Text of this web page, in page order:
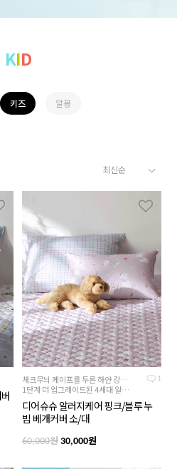
KID
키즈 알몽
1
체크무늬 케이프를 두른 하얀 강아지가 뒹굴뒹굴~
1단계 더 업그레이드된 4세대 알러지케어원단으로 특히 베개커버는 필수죠~얼굴이 닿아도 안심!
디어슈슈 알러지케어 핑크/블루 누
빔 베개커버 소/대
60,000원 30,000원